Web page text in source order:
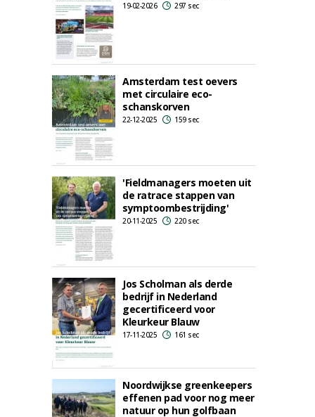
19-02-2026 297 sec
Amsterdam test oevers
met circulaire eco-
schanskorven
22-12-2025 159 sec
'Fieldmanagers moeten uit
de ratrace stappen van
symptoombestrijding'
20-11-2025 220 sec
Jos Scholman als derde
bedrijf in Nederland
gecertificeerd voor
Kleurkeur Blauw
17-11-2025 161 sec
Noordwijkse greenkeepers
effenen pad voor nog meer
natuur op hun golfbaan